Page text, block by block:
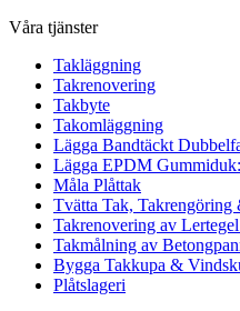
Våra tjänster
Takläggning
Takrenovering
Takbyte
Takomläggning
Lägga Bandtäckt
Lägga EPDM
Måla Plåttak
Tvätta Tak, Takrengöring
Takrenovering av
Takmålning av
Bygga Takkupa &
Plåtslageri